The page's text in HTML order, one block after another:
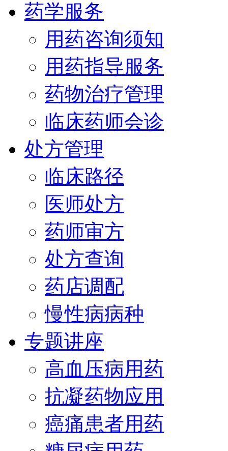
药学服务
用药咨询须知
用药指导服务
药物治疗管理
临床药师会诊
处方管理
临床路径
医师处方
药师审方
处方查询
药店调配
慢性病病种
专题讲座
高血压病用药
抗凝药物应用
癌痛患者用药